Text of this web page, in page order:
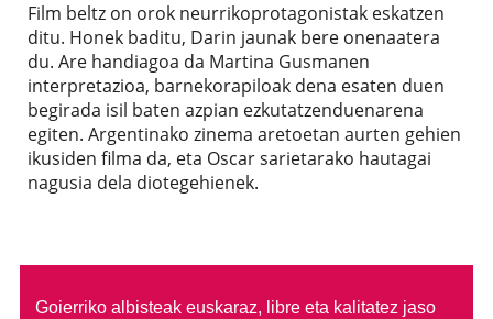
Film beltz on orok neurrikoprotagonistak eskatzen
ditu. Honek baditu, Darin jaunak bere onenaatera
du. Are handiagoa da Martina Gusmanen
interpretazioa, barnekorapiloak dena esaten duen
begirada isil baten azpian ezkutatzenduenarena
egiten. Argentinako zinema aretoetan aurten gehien
ikusiden filma da, eta Oscar sarietarako hautagai
nagusia dela diotegehienek.
Goierriko albisteak euskaraz, libre eta kalitatez jaso